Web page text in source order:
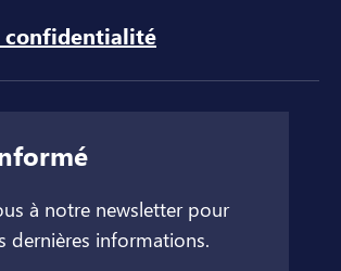
confidentialité
à notre newsletter pour
dernières informations.